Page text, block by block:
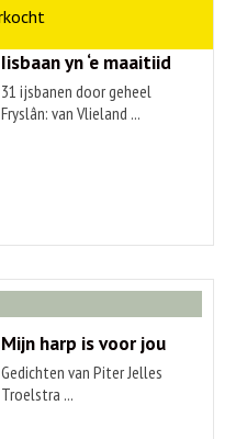
Iisbaan yn ‘e maaitiid
31 ijsbanen door geheel
Fryslân: van Vlieland ...
Mijn harp is voor jou
Gedichten van Piter Jelles
Troelstra ...